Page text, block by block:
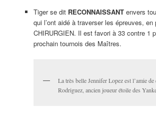
Tiger se dit RECONNAISSANTenvers
qui l’ont aidé à traverser les épreuves, en
CHIRURGIEN. Il est favori à 33 contre 1
prochain tournois des Maîtres.
La très belle Jennifer Lopez est l’amie de
Rodriguez, ancien joueur étoile des